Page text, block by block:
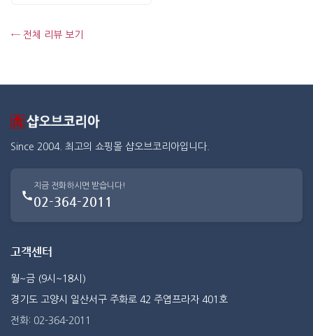
← 전체 리뷰 보기
Since 2004. 최고의 쇼핑몰 샵오브코리아입니다.
지금 전화하시면 받습니다!
02-364-2011
고객센터
월~금 (9시~18시)
경기도 고양시 일산서구 주화로 42 주엽프라자 401호
전화: 02-364-2011